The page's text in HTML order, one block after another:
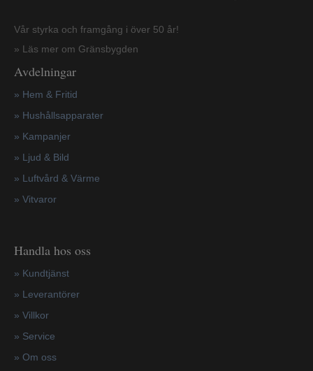
Vår styrka och framgång i över 50 år!
» Läs mer om Gränsbygden
Avdelningar
» Hem & Fritid
» Hushållsapparater
» Kampanjer
» Ljud & Bild
» Luftvård & Värme
» Vitvaror
Handla hos oss
» Kundtjänst
» Leverantörer
» Villkor
» Service
» Om oss